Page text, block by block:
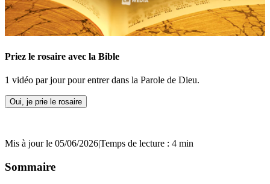
Priez le rosaire avec la Bible
1 vidéo par jour pour entrer dans la Parole de Dieu.
Oui, je prie le rosaire
Mis à jour le 05/06/2026|Temps de lecture : 4 min
Sommaire